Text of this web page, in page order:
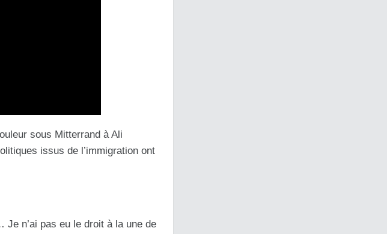
sous Mitterrand à Ali
issus de l’immigration ont
n’ai pas eu le droit à la une de